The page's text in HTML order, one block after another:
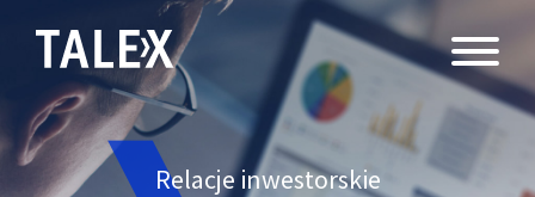
Relacje inwestorskie